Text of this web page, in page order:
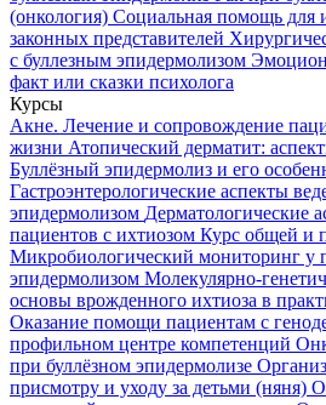
(онкология) Социальная помощь для
законных представителей
с буллезным эпидермолизом
факт или сказки психолога
Курсы
Акне. Лечение и сопровождение
жизни Атопический дерматит:
Буллёзный эпидермолиз и его
Гастроэнтерологические аспекты
эпидермолизом Дерматологические
пациентов с ихтиозом Курс общей и
Микробиологический мониторинг у
эпидермолизом Молекулярно-
основы врожденного ихтиоза в
Оказание помощи пациентам с
профильном центре компетенций
при буллёзном эпидермолизе
присмотру и уходу за детьми (няня)